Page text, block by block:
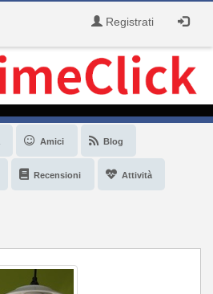
Registrati
Amici Blog
Recensioni Attività